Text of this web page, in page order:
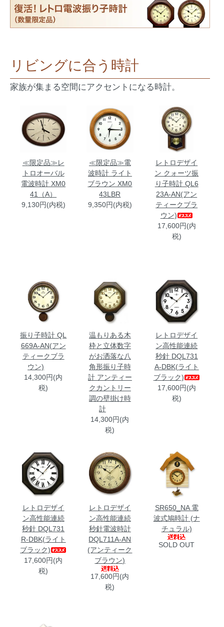
リビングに合う時計
家族が集まる空間にアクセントになる時計。
≪限定品≫レ
トロオーバル
電波時計 XM0
41（A）
9,130円(内税)
≪限定品≫電
波時計 ライト
ブラウン XM0
43LBR
9,350円(内税)
レトロデザイ
ン クォーツ振
り子時計 QL6
23A-AN(アン
ティークブラ
ウン)
17,600円(内
税)
振り子時計 QL
669A-AN(アン
ティークブラ
ウン)
14,300円(内
税)
温もりある木
枠と立体数字
がお洒落な八
角形振り子時
計 アンティー
クカントリー
調の壁掛け時
計
14,300円(内
税)
レトロデザイ
ン高性能連続
秒針 DQL731
A-DBK(ライト
ブラック)
17,600円(内
税)
レトロデザイ
ン高性能連続
秒針 DQL731
R-DBK(ライト
ブラック)
17,600円(内
税)
レトロデザイ
ン高性能連続
秒針電波時計
DQL711A-AN
(アンティーク
ブラウン)
17,600円(内
税)
SR650_NA 電
波式鳩時計 (ナ
チュラル)
SOLD OUT